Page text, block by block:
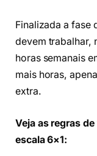
Finalizada a fase
devem trabalhar,
horas semanais
mais horas,
extra.
Veja as regras
escala 6×1: